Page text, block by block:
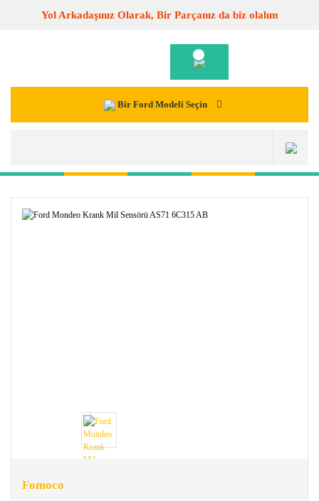
Yol Arkadaşınız Olarak, Bir Parçanız da biz olalım
Bir Ford Modeli Seçin
Fomoco